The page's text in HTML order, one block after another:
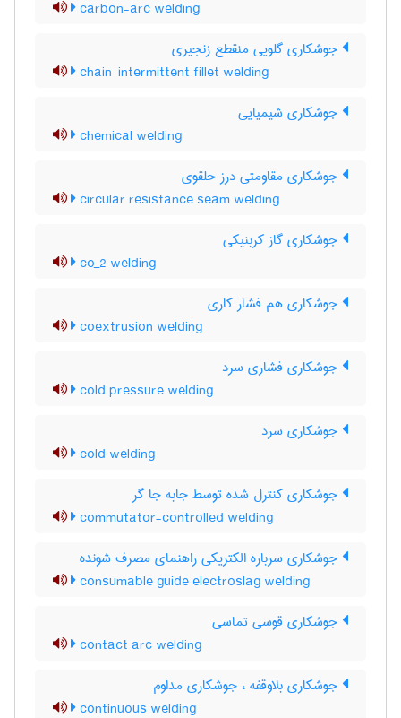
carbon-arc welding
جوشکاری گلویی منقطع زنجیری
chain-intermittent fillet welding
جوشکاری شیمیایی
chemical welding
جوشکاری مقاومتی درز حلقوی
circular resistance seam welding
جوشکاری گاز کربنیکی
co_2 welding
جوشکاری هم فشار کاری
coextrusion welding
جوشکاری فشاری سرد
cold pressure welding
جوشکاری سرد
cold welding
جوشکاری کنترل شده توسط جابه جا گر
commutator-controlled welding
جوشکاری سرباره الکتریکی راهنمای مصرف شونده
consumable guide electroslag welding
جوشکاری قوسی تماسی
contact arc welding
جوشکاری بلاوقفه ، جوشکاری مداوم
continuous welding